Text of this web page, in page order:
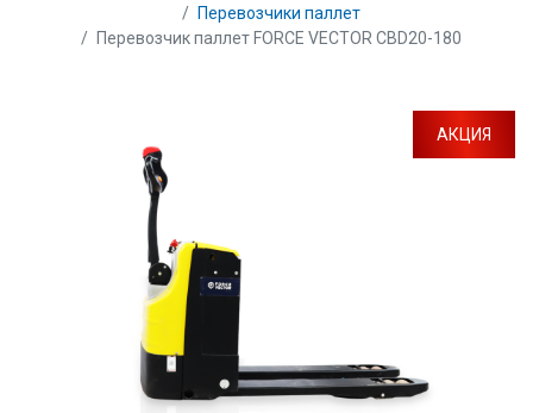
Перевозчики паллет
Перевозчик паллет FORCE VECTOR CBD20-180
АКЦИЯ